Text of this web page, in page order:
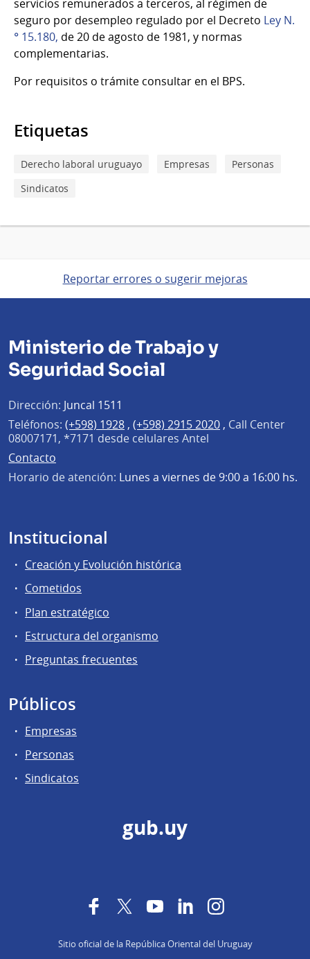
servicios remunerados a terceros, al régimen de
seguro por desempleo regulado por el Decreto Ley N.
° 15.180, de 20 de agosto de 1981, y normas
complementarias.
Por requisitos o trámite consultar en el BPS.
Etiquetas
Derecho laboral uruguayo Empresas
Personas
Sindicatos
Reportar errores o sugerir mejoras
Ministerio de Trabajo y
Seguridad Social
Dirección: Juncal 1511
Teléfonos: (+598) 1928 , (+598) 2915 2020 , Call Center
08007171, *7171 desde celulares Antel
Contacto
Horario de atención: Lunes a viernes de 9:00 a 16:00 hs.
Institucional
Creación y Evolución histórica
Cometidos
Plan estratégico
Estructura del organismo
Preguntas frecuentes
Públicos
Empresas
Personas
Sindicatos
gub.uy
FacebookTwitterYouTubeLinkedInInstagram
Sitio oficial de la República Oriental del Uruguay